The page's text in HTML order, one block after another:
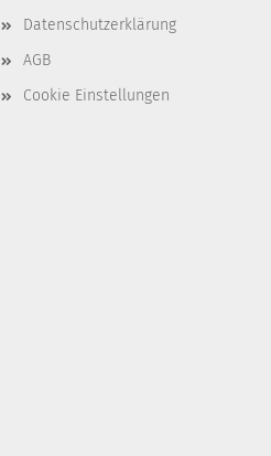
Datenschutzerklärung
AGB
Cookie Einstellungen